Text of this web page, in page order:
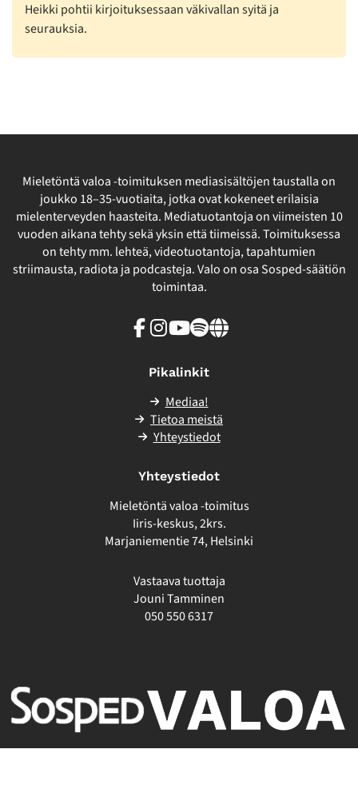
Heikki pohtii kirjoituksessaan väkivallan syitä ja
seurauksia.
Mieletöntä valoa -toimituksen mediasisältöjen taustalla on
joukko 18–35-vuotiaita, jotka ovat kokeneet erilaisia
mielenterveyden haasteita. Mediatuotantoja on viimeisten 10
vuoden aikana tehty sekä yksin että tiimeissä. Toimituksessa
on tehty mm. lehteä, videotuotantoja, tapahtumien
striimausta, radiota ja podcasteja. Valo on osa Sosped-säätiön
toimintaa.
Facebook
Instagram
Youtube
SpotifyLinkki
Pikalinkit
Mediaa!
Tietoa meistä
Yhteystiedot
Yhteystiedot
Mieletöntä valoa -toimitus
Iiris-keskus, 2krs.
Marjaniementie 74, Helsinki
Vastaava tuottaja
Jouni Tamminen
050 550 6317